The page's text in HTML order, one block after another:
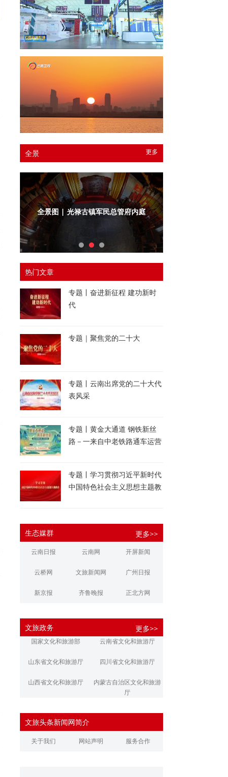
更多
全景
全景图 | 光禄古镇军民总管府衙门
热门文章
专题丨奋进新征程 建功新时
代
专题｜聚焦党的二十大
专题丨云南出席党的二十大代
表风采
专题丨黄金大通道 钢铁新丝
路－一来自中老铁路通车运营
专题丨学习贯彻习近平新时代
中国特色社会主义思想主题教
生态媒群 更多>>
云南日报 云南网 开屏新闻
云桥网 文旅新闻网 广州日报
新京报 齐鲁晚报 正北方网
江南都市报 潇湘晨报
文旅政务 更多>>
国家文化和旅游部 云南省文化和旅游厅
山东省文化和旅游厅 四川省文化和旅游厅
山西省文化和旅游厅
内蒙古自治区文化和旅游
厅
浙江省文化和旅游厅
江西省文化和旅游厅 河南省文化和旅游厅
文旅头条新闻网简介
关于我们 网站声明 服务合作